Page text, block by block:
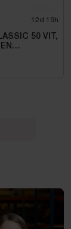
12d 19h
50 VIT,